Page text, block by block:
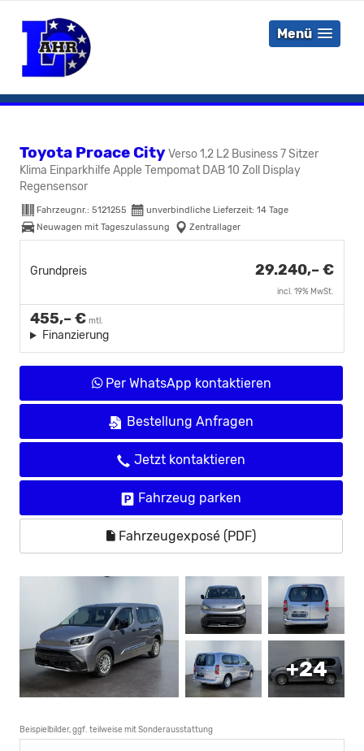
Menü
Toyota Proace City Verso 1,2 L2 Business 7 Sitzer
Klima Einparkhilfe Apple Tempomat DAB 10 Zoll Display
Regensensor
Fahrzeugnr.: 5121255 unverbindliche Lieferzeit: 14 Tage
Neuwagen mit Tageszulassung
Zentrallager
Grundpreis 29.240,– €
incl. 19% MwSt.
455,– € mtl.
Finanzierung
Per WhatsApp kontaktieren
Bestellung Anfragen
Jetzt kontaktieren
Fahrzeug parken
Fahrzeugexposé (PDF)
+24
Beispielbilder, ggf. teilweise mit Sonderausstattung